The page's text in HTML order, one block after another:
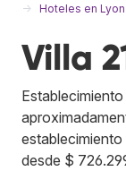
Hoteles en Lyon
Villa
establecimiento
desde $